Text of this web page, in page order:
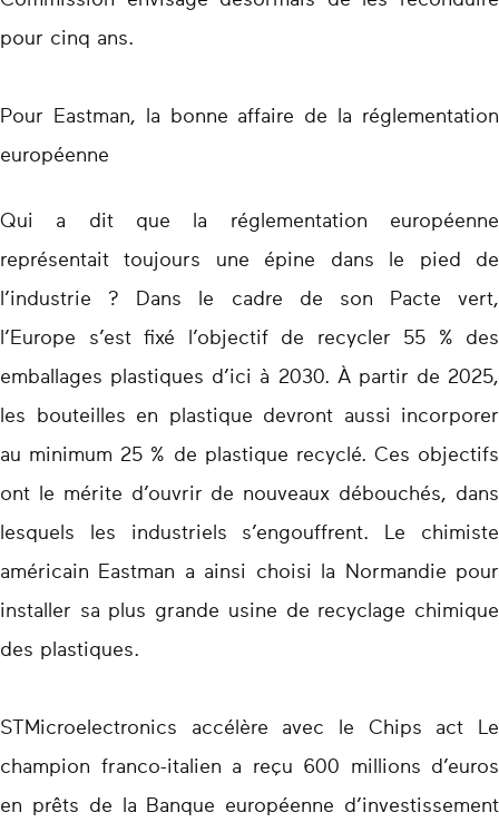
pour cinq ans.
Pour Eastman, la bonne affaire de la réglementation
européenne
Qui a dit que la réglementation européenne
représentait toujours une épine dans le pied de
l’industrie ? Dans le cadre de son Pacte vert,
l’Europe s’est fixé l’objectif de recycler 55 % des
emballages plastiques d’ici à 2030. À partir de 2025,
les bouteilles en plastique devront aussi incorporer
au minimum 25 % de plastique recyclé. Ces objectifs
ont le mérite d’ouvrir de nouveaux débouchés, dans
lesquels les industriels s’engouffrent. Le chimiste
américain Eastman a ainsi choisi la Normandie pour
installer sa plus grande usine de recyclage chimique
des plastiques.
STMicroelectronics accélère avec le Chips act Le
champion franco-italien a reçu 600 millions d’euros
en prêts de la Banque européenne d’investissement